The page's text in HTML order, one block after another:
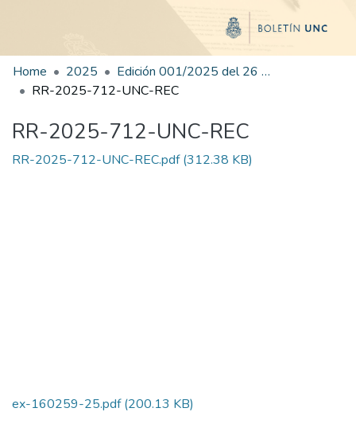
Home 2025
Edición 001/2025 del 26 de mayo de 2025
RR-2025-712-UNC-REC
RR-2025-712-UNC-REC
RR-2025-712-UNC-REC.pdf(312.38 KB)
ex-160259-25.pdf(200.13 KB)